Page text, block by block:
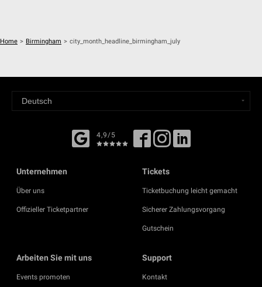
Home > Birmingham > city_month_headline_birmingham_july
4,9/5
Unternehmen
Über uns
Offizieller Ticketpartner
Tickets
Ticketbuchung leicht gemacht
Sicherer Zahlungsvorgang
Gutschein
Arbeiten Sie mit uns
Events promoten
Support
Kontakt